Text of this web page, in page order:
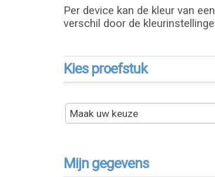
Per device kan de kleur van
verschil door de
Kies proefstuk
Mijn gegevens